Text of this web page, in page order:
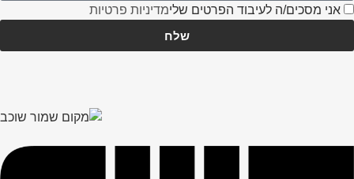
אני מסכים/ה לעיבוד הפרטים שלימדיניות פרטיות
שלח